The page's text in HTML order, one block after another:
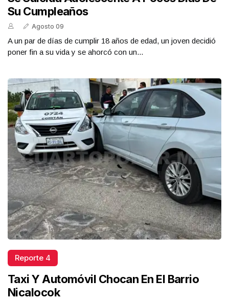
Su Cumpleaños
Agosto 09
A un par de días de cumplir 18 años de edad, un joven decidió
poner fin a su vida y se ahorcó con un...
Reporte 4
Taxi Y Automóvil Chocan En El Barrio
Nicalocok